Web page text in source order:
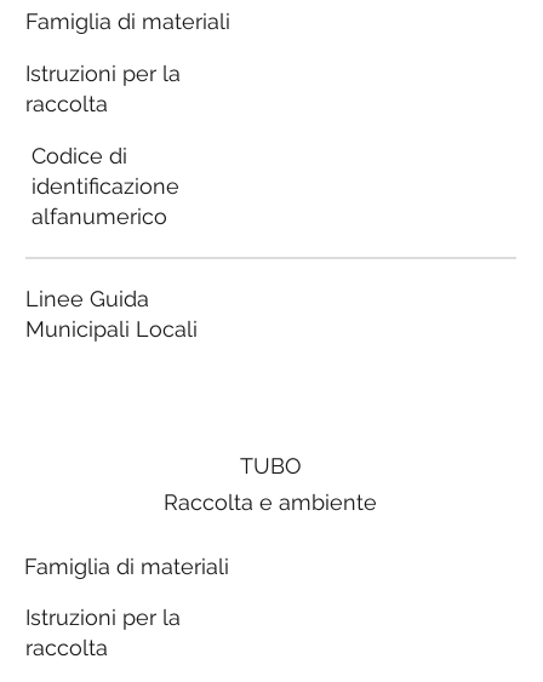
Famiglia di materiali
Istruzioni per la
raccolta
Codice di
identificazione
alfanumerico
Linee Guida
Municipali Locali
TUBO
Raccolta e ambiente
Famiglia di materiali
Istruzioni per la
raccolta